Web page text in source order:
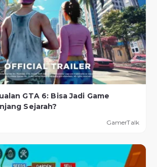
GTA 6: Bisa Jadi Game
Sejarah?
GamerTalk